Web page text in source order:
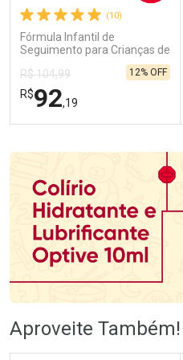
(10)
Fórmula Infantil de
Seguimento para Crianças de
Primeira Infância Nestonutri
2 Unidades de 800g cada
R$ 104,99
R$92,19
12% OFF
Aproveite Também!